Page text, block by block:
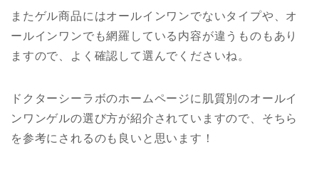
またゲル商品にはオールインワンでないタイプや、オ
ールインワンでも網羅している内容が違うものもあり
ますので、よく確認して選んでくださいね。
ドクターシーラボのホームページに肌質別のオールイ
ンワンゲルの選び方が紹介されていますので、そちら
を参考にされるのも良いと思います！